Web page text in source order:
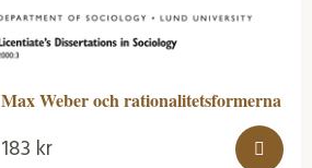
Max Weber och rationalitetsformerna
183 kr